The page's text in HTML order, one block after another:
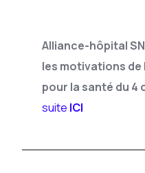
Alliance-hôpital
les motivations de
pour la santé du 4
suite ICI